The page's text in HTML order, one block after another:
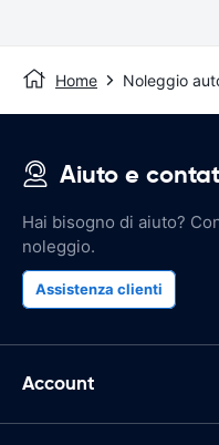
Home Noleggio
Aiuto e
Hai bisogno di aiuto?
noleggio.
Assistenza clienti
Account